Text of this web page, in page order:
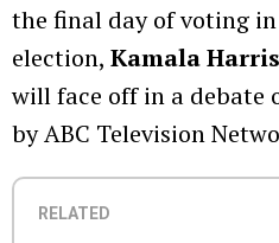
the final day of voting
election, Kamala Harris
will face off in a debate
by ABC Television
RELATED